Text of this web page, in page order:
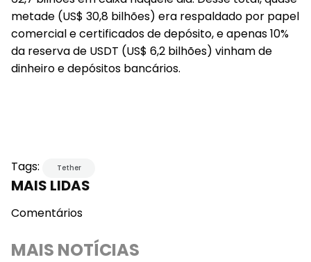
metade (US$ 30,8 bilhões) era respaldado por papel
comercial e certificados de depósito, e apenas 10%
da reserva de USDT (US$ 6,2 bilhões) vinham de
dinheiro e depósitos bancários.
Tags: Tether
MAIS LIDAS
Comentários
MAIS NOTÍCIAS